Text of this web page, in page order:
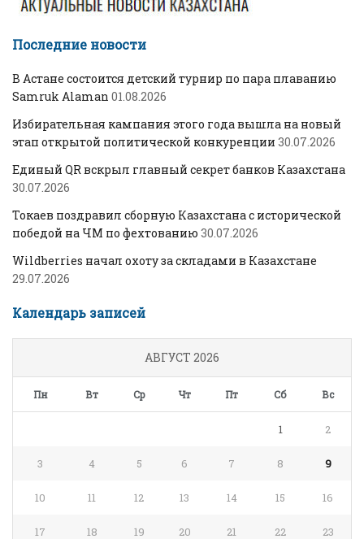
Последние новости
В Астане состоится детский турнир по пара плаванию
Samruk Alaman 01.08.2026
Избирательная кампания этого года вышла на новый
этап открытой политической конкуренции 30.07.2026
Единый QR вскрыл главный секрет банков Казахстана
30.07.2026
Токаев поздравил сборную Казахстана с исторической
победой на ЧМ по фехтованию 30.07.2026
Wildberries начал охоту за складами в Казахстане
29.07.2026
Календарь записей
АВГУСТ 2026
Пн Вт Ср Чт Пт Сб Вс
1 2
3 4 5 6 7 8 9
10 11 12 13 14 15 16
17 18 19 20 21 22 23